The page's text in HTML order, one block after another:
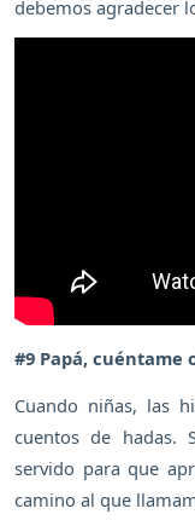
debemos agradecer
#9 Papá, cuéntame
Cuando niñas, las
cuentos de hadas.
servido para que
camino al que